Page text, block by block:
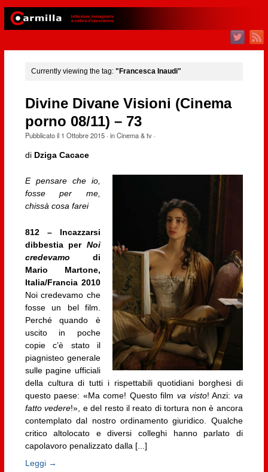
Currently viewing the tag: "Francesca Inaudi"
Divine Divane Visioni (Cinema
porno 08/11) – 73
Pubblicato il 1 Ottobre 2015· inCinema & tv·
di Dziga Cacace
E pensare che io,
fosse per me,
chissà cosa farei
812 – Incazzarsi
dibbestia perNoi
credevamo di
Mario Martone,
Italia/Francia 2010
Noi credevamo che
fosse un bel film.
Perché quando è
uscito in poche
copie c’è stato il
piagnisteo generale
sulle pagine ufficiali
della cultura di tutti i rispettabili quotidiani borghesi di
questo paese: «Ma come! Questo filmva visto! Anzi: va
fatto vedere!», e del resto il reato di tortura non è ancora
contemplato dal nostro ordinamento giuridico. Qualche
critico altolocato e diversi colleghi hanno parlato di
capolavoro penalizzato dalla [...]
Leggi →